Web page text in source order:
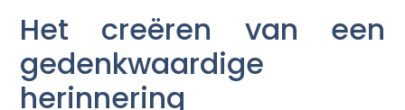
Het creëren van een
gedenkwaardige
herinnering